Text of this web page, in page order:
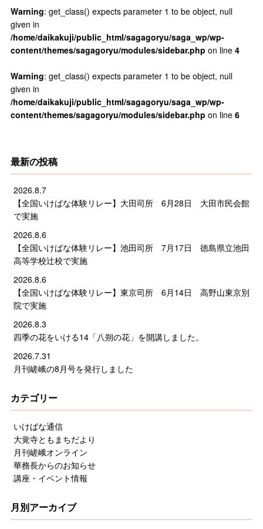
Warning: get_class() expects parameter 1 to be object, null
given in
/home/daikakuji/public_html/sagagoryu/saga_wp/wp-
content/themes/sagagoryu/modules/sidebar.php on line 4
Warning: get_class() expects parameter 1 to be object, null
given in
/home/daikakuji/public_html/sagagoryu/saga_wp/wp-
content/themes/sagagoryu/modules/sidebar.php on line 6
最新の投稿
2026.8.7
【全国いけばな体験リレー】大田司所 6月28日 大田市民会館
で実施
2026.8.6
【全国いけばな体験リレー】池田司所 7月17日 徳島県立池田
高等学校辻校で実施
2026.8.6
【全国いけばな体験リレー】東京司所 6月14日 高野山東京別
院で実施
2026.8.3
四季の花をいける14「八朔の花」を開講しました。
2026.7.31
月刊嵯峨の8月号を発行しました
カテゴリー
いけばな通信
大覚寺ともまちだより
月刊嵯峨オンライン
華務長からのお知らせ
講座・イベント情報
月別アーカイブ